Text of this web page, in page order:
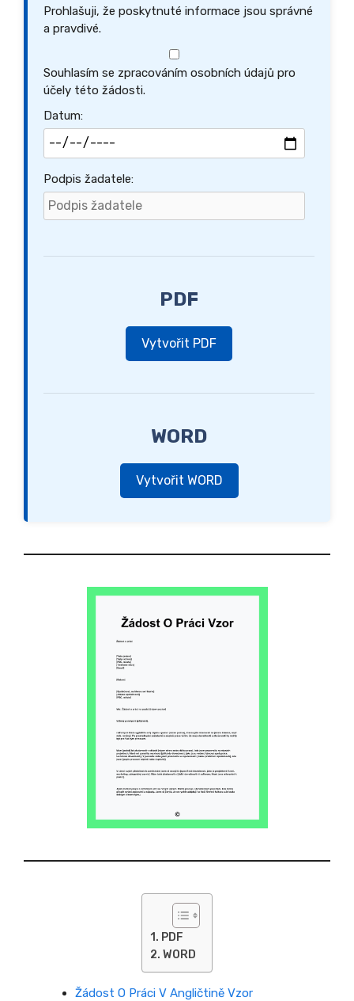
Prohlašuji, že poskytnuté informace jsou správné
a pravdivé.
Souhlasím se zpracováním osobních údajů pro
účely této žádosti.
Datum:
Podpis žadatele:
PDF
Vytvořit PDF
WORD
Vytvořit WORD
PDF
WORD
Žádost O Práci V Angličtině Vzor